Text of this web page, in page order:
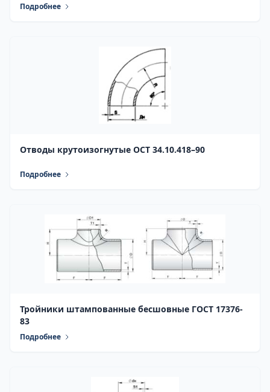
Подробнее
Отводы крутоизогнутые ОСТ 34.10.418–90
Подробнее
Тройники штампованные бесшовные ГОСТ 17376-
83
Подробнее